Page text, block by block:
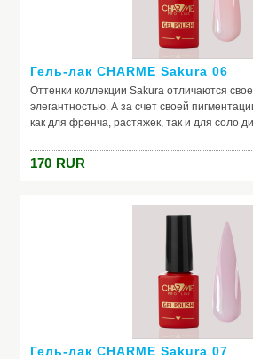
Гель-лак CHARME Sakura 06
Оттенки коллекции Sakura отличаются
элегантностью. А за счет своей
как для френча, растяжек, так и для соло
идеальная полимеризация актуальная
old money
170 RUR
Гель-лак CHARME Sakura 07